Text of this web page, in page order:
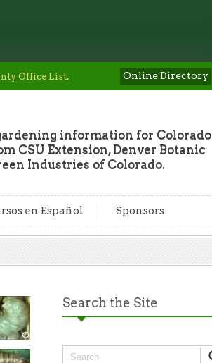
Office List. Online Directory
information for Colorado
CSU Extension, Denver Botanic
Industries of Colorado.
en Español Sponsors
Search the Site